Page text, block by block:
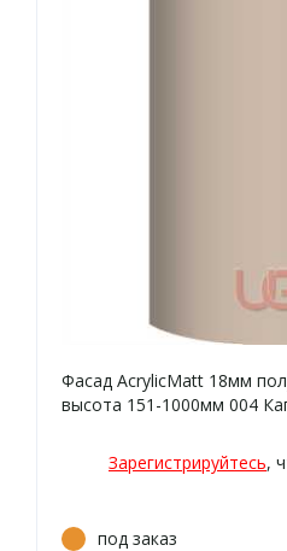
Фасад AcrylicMatt 18мм
высота 151-1000мм 004
Зарегистрируйтесь,
под заказ